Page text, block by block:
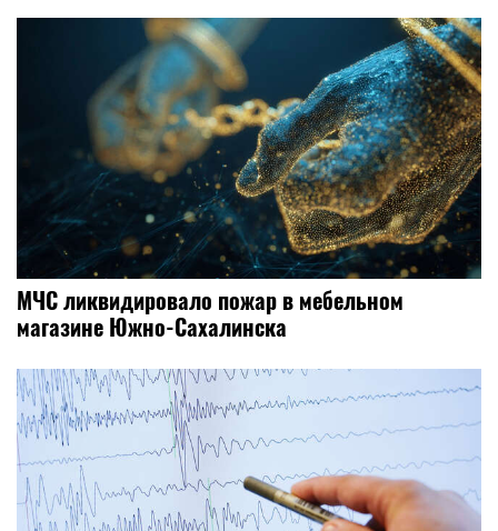
МЧС ликвидировало пожар в мебельном
магазине Южно-Сахалинска